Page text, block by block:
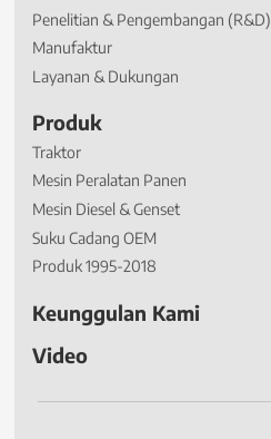
Penelitian & Pengembangan (R&D)
Manufaktur
Layanan & Dukungan
Produk
Traktor
Mesin Peralatan Panen
Mesin Diesel & Genset
Suku Cadang OEM
Produk 1995-2018
Keunggulan Kami
Video